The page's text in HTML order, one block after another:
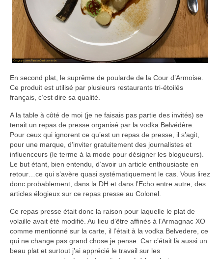
En second plat, le suprême de poularde de la Cour d’Armoise.
Ce produit est utilisé par plusieurs restaurants tri-étoilés
français, c’est dire sa qualité.
A la table à côté de moi (je ne faisais pas partie des invités) se
tenait un repas de presse organisé par la vodka Belvédère.
Pour ceux qui ignorent ce qu’est un repas de presse, il s’agit,
pour une marque, d’inviter gratuitement des journalistes et
influenceurs (le terme à la mode pour désigner les blogueurs).
Le but étant, bien entendu, d’avoir un article enthousiaste en
retour…ce qui s’avère quasi systématiquement le cas. Vous lirez
donc probablement, dans la DH et dans l’Echo entre autre, des
articles élogieux sur ce repas presse au Colonel.
Ce repas presse était donc la raison pour laquelle le plat de
volaille avait été modifié. Au lieu d’être affinés à l’Armagnac XO
comme mentionné sur la carte, il l’était à la vodka Belvedere, ce
qui ne change pas grand chose je pense. Car c’était là aussi un
beau plat et surtout j’ai apprécié le travail sur les